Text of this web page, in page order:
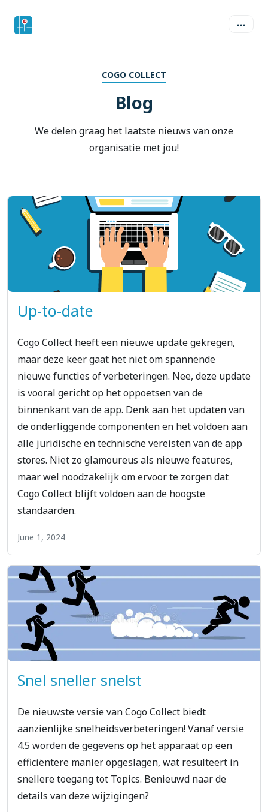
COGO COLLECT
Blog
We delen graag het laatste nieuws van onze
organisatie met jou!
Up-to-date
Cogo Collect heeft een nieuwe update gekregen,
maar deze keer gaat het niet om spannende
nieuwe functies of verbeteringen. Nee, deze update
is vooral gericht op het oppoetsen van de
binnenkant van de app. Denk aan het updaten van
de onderliggende componenten en het voldoen aan
alle juridische en technische vereisten van de app
stores. Niet zo glamoureus als nieuwe features,
maar wel noodzakelijk om ervoor te zorgen dat
Cogo Collect blijft voldoen aan de hoogste
standaarden.
June 1, 2024
Snel sneller snelst
De nieuwste versie van Cogo Collect biedt
aanzienlijke snelheidsverbeteringen! Vanaf versie
4.5 worden de gegevens op het apparaat op een
efficiëntere manier opgeslagen, wat resulteert in
snellere toegang tot Topics. Benieuwd naar de
details van deze wijzigingen?